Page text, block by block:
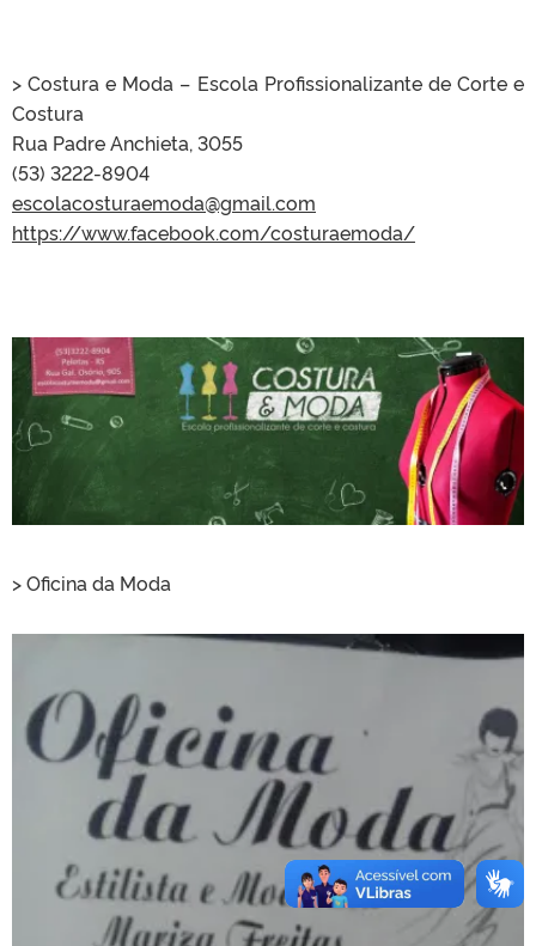
> Costura e Moda – Escola Profissionalizante de Corte e
Costura
Rua Padre Anchieta, 3055
(53) 3222-8904
escolacosturaemoda@gmail.com
https://www.facebook.com/costuraemoda/
> Oficina da Moda